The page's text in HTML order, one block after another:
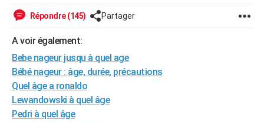
Forum
Aménagement intérieur
Extérieur
Cuisine
Salle de bains
Jardinage
Rangement
WEEK-END
Guides de France
Escapades
Patrimoine
Expositions
Musées
Week-end nature
+LIFESTYLE
Art de vivre
Bien-être
Loisirs
Mode
Modes de vie
SANTE
Alimentation
Guide de la santé
Maladies
Médicaments
Sommeil
VOYAGE
Destinations
City break
Voyage nature
Voyage de noces
Forum
Climat
+PHOTO
Répondre (145) Partager
A voir également:
Bebe nageur jusqu à quel age
Bébé nageur : âge, durée, précautions
Quel âge a ronaldo
Lewandowski à quel âge
Pedri à quel âge